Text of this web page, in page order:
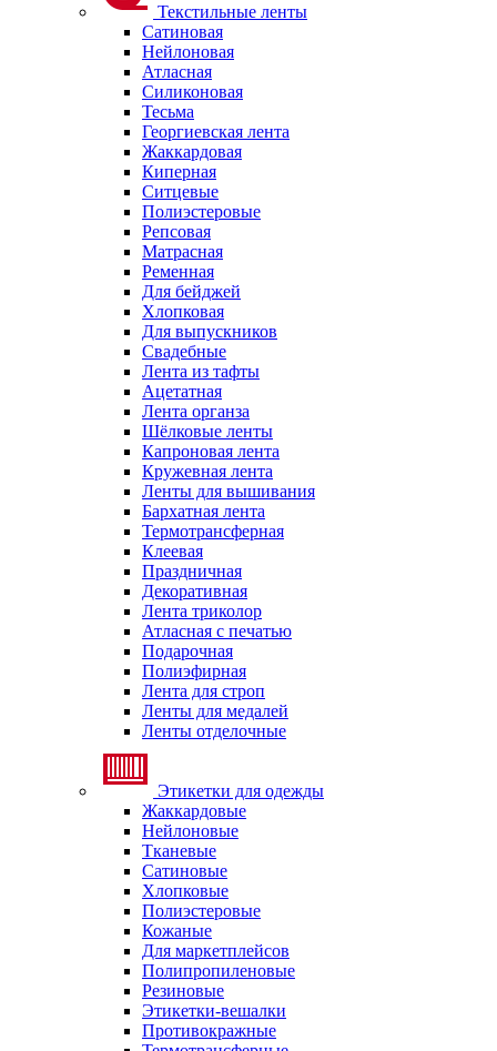
Текстильные ленты
Сатиновая
Нейлоновая
Атласная
Силиконовая
Тесьма
Георгиевская лента
Жаккардовая
Киперная
Ситцевые
Полиэстеровые
Репсовая
Матрасная
Ременная
Для бейджей
Хлопковая
Для выпускников
Свадебные
Лента из тафты
Ацетатная
Лента органза
Шёлковые ленты
Капроновая лента
Кружевная лента
Ленты для вышивания
Бархатная лента
Термотрансферная
Клеевая
Праздничная
Декоративная
Лента триколор
Атласная с печатью
Подарочная
Полиэфирная
Лента для строп
Ленты для медалей
Ленты отделочные
Этикетки для одежды
Жаккардовые
Нейлоновые
Тканевые
Сатиновые
Хлопковые
Полиэстеровые
Кожаные
Для маркетплейсов
Полипропиленовые
Резиновые
Этикетки-вешалки
Противокражные